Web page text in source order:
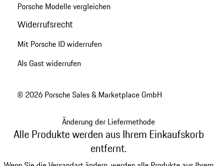
Porsche Modelle vergleichen
Widerrufsrecht
Mit Porsche ID widerrufen
Als Gast widerrufen
© 2026 Porsche Sales & Marketplace GmbH
Änderung der Liefermethode
Alle Produkte werden aus Ihrem Einkaufskorb
entfernt.